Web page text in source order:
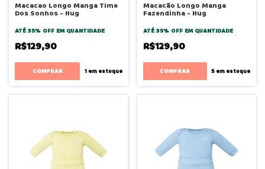
Macacao Longo Manga Time
Dos Sonhos - Hug
ATÉ 35% OFF EM QUANTIDADE
R$129,90
COMPRAR 1em estoque
Macacão Longo Manga
Fazendinha - Hug
ATÉ 35% OFF EM QUANTIDADE
R$129,90
COMPRAR 5 em estoque